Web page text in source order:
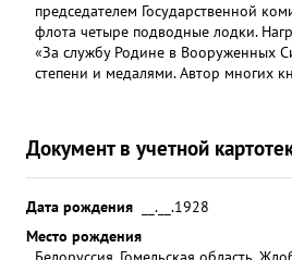
председателем Государственной
флота четыре подводные лодки.
«За службу Родине в Вооруженных
степени и медалями. Автор многих
Документ в учетной
Дата рождения
__.__.1928
Место рождения